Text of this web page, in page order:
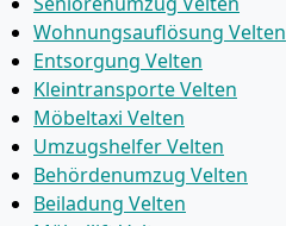
Wohnungsauflösung Velten
Entsorgung Velten
Kleintransporte Velten
Möbeltaxi Velten
Umzugshelfer Velten
Behördenumzug Velten
Beiladung Velten